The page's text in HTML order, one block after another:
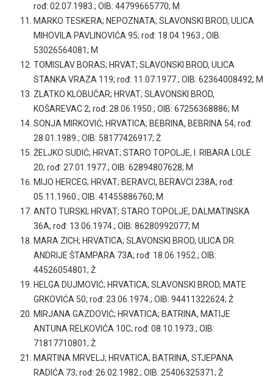
rođ: 02.07.1983.; OIB: 44799665770; M
MARKO TESKERA; NEPOZNATA; SLAVONSKI BROD, ULICA
MIHOVILA PAVLINOVIĆA 95; rođ: 18.04.1963.; OIB:
53026564081; M
TOMISLAV BORAS; HRVAT; SLAVONSKI BROD, ULICA
STANKA VRAZA 119; rođ: 11.07.1977.; OIB: 62364008492; M
ZLATKO KLOBUČAR; HRVAT; SLAVONSKI BROD,
KOŠAREVAC 2; rođ: 28.06.1950.; OIB: 67256368886; M
SONJA MIRKOVIĆ; HRVATICA; BEBRINA, BEBRINA 54; rođ:
28.01.1989.; OIB: 58177426917; Ž
ŽELJKO SUDIĆ; HRVAT; STARO TOPOLJE, I. RIBARA LOLE
20; rođ: 27.01.1977.; OIB: 62894807628; M
MIJO HERCEG; HRVAT; BERAVCI, BERAVCI 238A; rođ:
05.11.1960.; OIB: 41455886760; M
ANTO TURSKI; HRVAT; STARO TOPOLJE, DALMATINSKA
36A; rođ: 13.06.1974.; OIB: 86280992077; M
MARA ZICH; HRVATICA; SLAVONSKI BROD, ULICA DR.
ANDRIJE ŠTAMPARA 73A; rođ: 18.06.1952.; OIB:
44526054801; Ž
HELGA DUJMOVIĆ; HRVATICA; SLAVONSKI BROD, MATE
GRKOVIĆA 50; rođ: 23.06.1974.; OIB: 94411322624; Ž
MIRJANA GAZDOVIĆ; HRVATICA; BATRINA, MATIJE
ANTUNA RELKOVIĆA 10C; rođ: 08.10.1973.; OIB:
71817710801; Ž
MARTINA MRVELJ; HRVATICA; BATRINA, STJEPANA
RADIĆA 73; rođ: 26.02.1982.; OIB: 25406325371; Ž